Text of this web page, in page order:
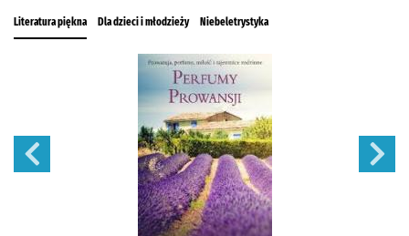
Literatura piękna Dla dzieci i młodzieży Niebeletrystyka